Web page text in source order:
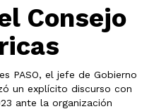
Consejo
PASO, el jefe de Gobierno
un explícito discurso con
ante la organización